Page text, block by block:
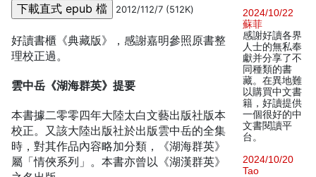
2012/112/7 (512K)
好讀書櫃《典藏版》，感謝嘉明參照原書整
理校正過。
雲中岳《湖海群英》提要
本書據二零零四年大陸太白文藝出版社版本
校正。又該大陸出版社於出版雲中岳的全集
時，對其作品內容略加分類，《湖海群英》
屬「情俠系列」。本書亦曾以《湖漢群英》
2024/10/22
蘇菲
感謝好讀各界
人士的無私奉
獻并分享了不
同種類的書
藏。在異地難
以購買中文書
籍，好讀提供
一個很好的中
文書閱讀平
台。
2024/10/20
Tao